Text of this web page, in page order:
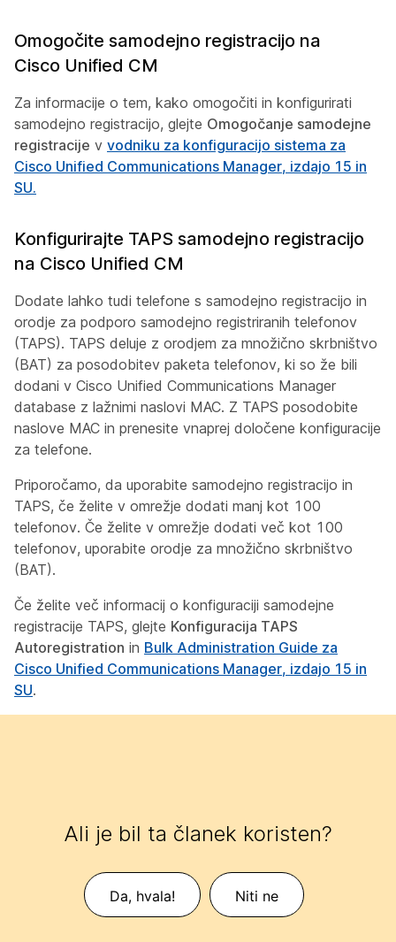
Omogočite samodejno registracijo na
Cisco Unified CM
Za informacije o tem, kako omogočiti in konfigurirati
samodejno registracijo, glejte Omogočanje samodejne
registracije v vodniku za konfiguracijo sistema za
Cisco Unified Communications Manager, izdajo 15 in
SU.
Konfigurirajte TAPS samodejno registracijo
na Cisco Unified CM
Dodate lahko tudi telefone s samodejno registracijo in
orodje za podporo samodejno registriranih telefonov
(TAPS). TAPS deluje z orodjem za množično skrbništvo
(BAT) za posodobitev paketa telefonov, ki so že bili
dodani v Cisco Unified Communications Manager
database z lažnimi naslovi MAC. Z TAPS posodobite
naslove MAC in prenesite vnaprej določene konfiguracije
za telefone.
Priporočamo, da uporabite samodejno registracijo in
TAPS, če želite v omrežje dodati manj kot 100
telefonov. Če želite v omrežje dodati več kot 100
telefonov, uporabite orodje za množično skrbništvo
(BAT).
Če želite več informacij o konfiguraciji samodejne
registracije TAPS, glejte Konfiguracija TAPS
Autoregistration in Bulk Administration Guide za
Cisco Unified Communications Manager, izdajo 15 in
SU.
Ali je bil ta članek koristen?
Da, hvala! Niti ne